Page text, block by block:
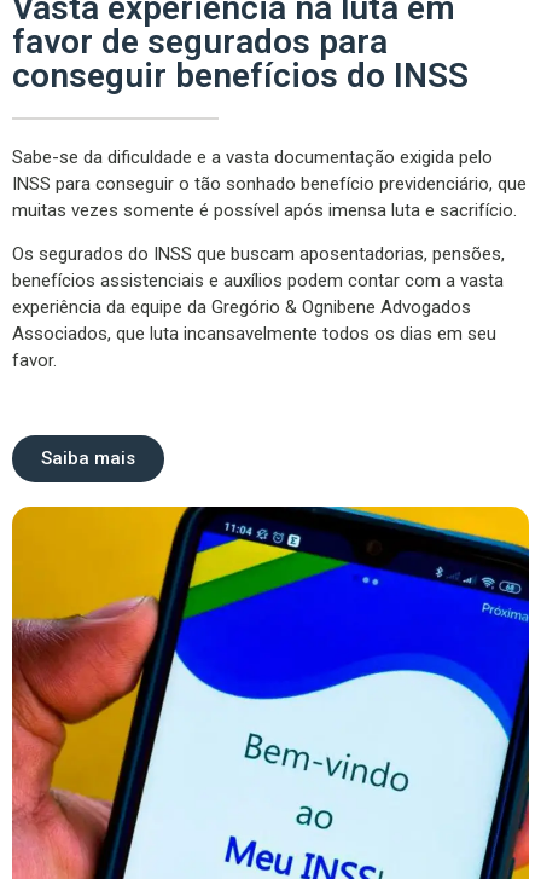
favor de segurados para
conseguir benefícios do INSS
Sabe-se da dificuldade e a vasta documentação exigida pelo
INSS para conseguir o tão sonhado benefício previdenciário, que
muitas vezes somente é possível após imensa luta e sacrifício.
Os segurados do INSS que buscam aposentadorias, pensões,
benefícios assistenciais e auxílios podem contar com a vasta
experiência da equipe da Gregório & Ognibene Advogados
Associados, que luta incansavelmente todos os dias em seu
favor.
Saiba mais